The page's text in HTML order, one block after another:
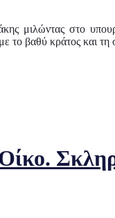
μιλώντας στο
βαθύ κράτος και